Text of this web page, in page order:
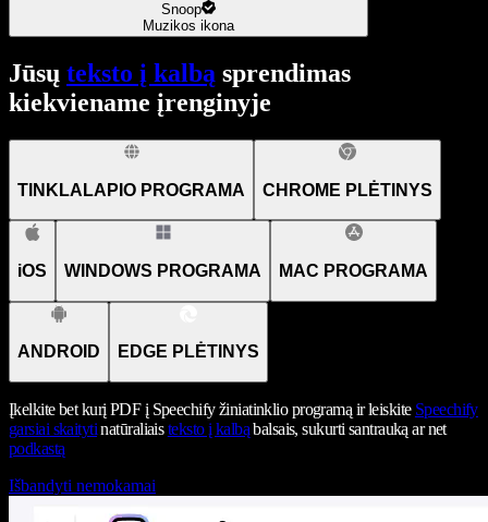
Snoop
Muzikos ikona
Jūsų teksto į kalbą sprendimas
kiekviename įrenginyje
TINKLALAPIO PROGRAMA CHROME PLĖTINYS
iOS WINDOWS PROGRAMA MAC PROGRAMA
ANDROID EDGE PLĖTINYS
Įkelkite bet kurį PDF į Speechify žiniatinklio programą ir leiskite Speechify
garsiai skaitytinatūraliaisteksto į kalbąbalsais, sukurti santrauką ar net
podkastą
Išbandyti nemokamai